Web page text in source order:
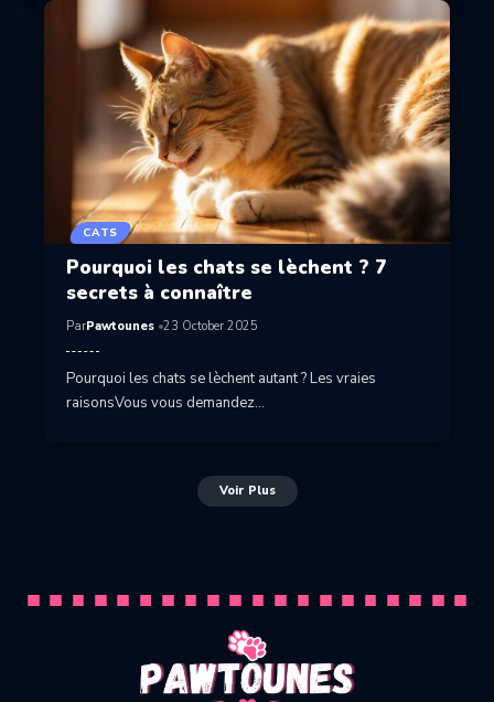
CATS
Pourquoi les chats se lèchent ? 7
secrets à connaître
ParPawtounes 23 October 2025
Pourquoi les chats se lèchent autant ? Les vraies
raisonsVous vous demandez…
Voir Plus